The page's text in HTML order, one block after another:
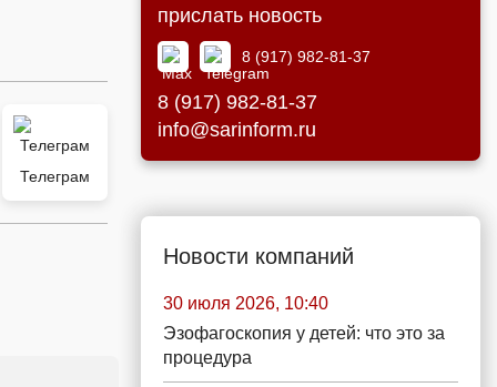
Телеграм
прислать новость
8 (917) 982-81-37
8 (917) 982-81-37
info@sarinform.ru
Новости компаний
30 июля 2026, 10:40
Эзофагоскопия у детей: что это за
процедура